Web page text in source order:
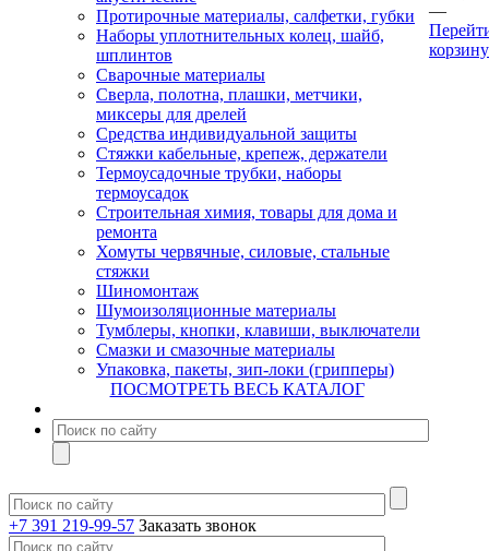
Протирочные материалы, салфетки, губки
Наборы уплотнительных колец, шайб,
шплинтов
Сварочные материалы
Сверла, полотна, плашки, метчики,
миксеры для дрелей
Средства индивидуальной защиты
Стяжки кабельные, крепеж, держатели
Термоусадочные трубки, наборы
термоусадок
Строительная химия, товары для дома и
ремонта
Хомуты червячные, силовые, стальные
стяжки
Шиномонтаж
Шумоизоляционные материалы
Тумблеры, кнопки, клавиши, выключатели
Смазки и смазочные материалы
Упаковка, пакеты, зип-локи (грипперы)
ПОСМОТРЕТЬ ВЕСЬ КАТАЛОГ
+7 391 219-99-57 Заказать звонок
—
корзину